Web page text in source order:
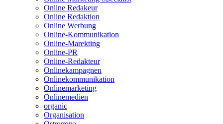
Online Redakeur
Online Redaktion
Online Werbung
Online-Kommunikation
Online-Marekting
Online-PR
Online-Redakteur
Onlinekampagnen
Onlinekommunikation
Onlinemarketing
Onlinemedien
organic
Organisation